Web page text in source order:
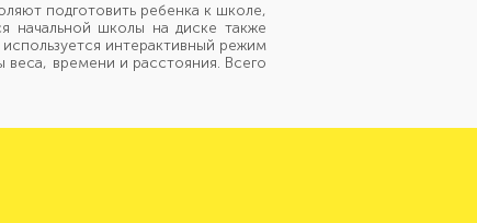
подготовить ребенка к школе,
начальной школы на диске также
интерактивный режим
времени и расстояния. Всего